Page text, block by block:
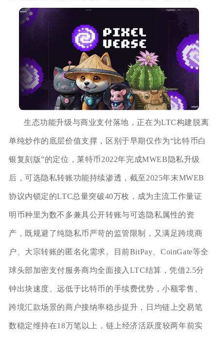
生态功能升级与商业支付落地，正在为LTC构建脱离
单纯炒作的底层价值支撑，区别于早期仅作为“比特币白
银复刻版”的定位，莱特币2022年完成MWEB隐私升级
后，可选隐私转账功能持续渗透，截至2025年末MWEB
协议内锁定的LTC总量突破40万枚，成为主流工作量证
明币种里为数不多兼具公开转账与可选隐私属性的资
产，既规避了纯隐私币严苛的监管限制，又满足跨境商
户、大宗转账的匿名化需求。目前BitPay、CoinGate等全
球头部加密支付服务商均全面接入LTC结算，凭借2.5分
钟出块速度、远低于比特币的手续费优势，小额零售、
跨境汇款场景的商户接纳率稳步提升，日均链上交易笔
数稳定维持在18万笔以上，链上经济活跃度较两年前实